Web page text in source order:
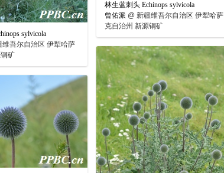
林生蓝刺头 Echinops sylvicola
曾佑派 @ 新疆维吾尔自治区 伊犁哈萨
克自治州 新源铜矿
sylvicola
维吾尔自治区 伊犁哈萨
矿